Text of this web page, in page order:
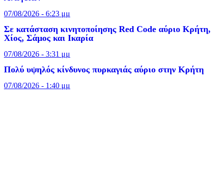
07/08/2026 - 6:23 μμ
Σε κατάσταση κινητοποίησης Red Code αύριο Κρήτη,
Χίος, Σάμος και Ικαρία
07/08/2026 - 3:31 μμ
Πολύ υψηλός κίνδυνος πυρκαγιάς αύριο στην Κρήτη
07/08/2026 - 1:40 μμ